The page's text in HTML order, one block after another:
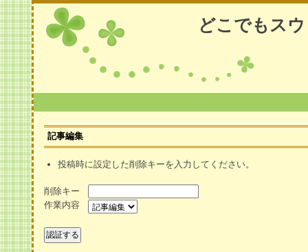
どこでもス
記事編集
投稿時に設定した削除キーを入力してください。
削除キー
作業内容